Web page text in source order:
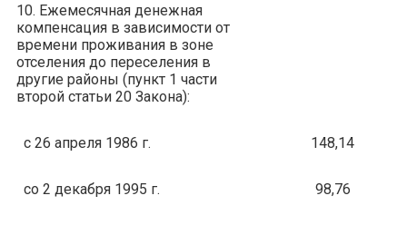
10. Ежемесячная денежная
компенсация в зависимости от
времени проживания в зоне
отселения до переселения в
другие районы (пункт 1 части
второй статьи 20 Закона):
с 26 апреля 1986 г. 148,14
со 2 декабря 1995 г. 98,76